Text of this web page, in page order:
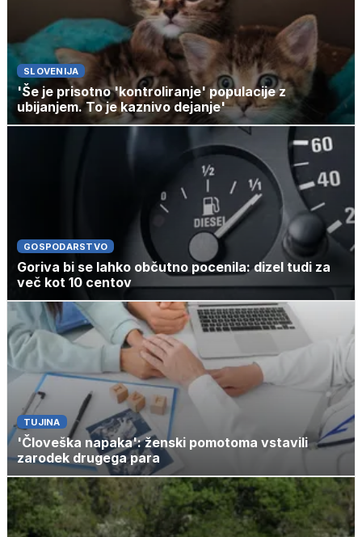
SLOVENIJA
'Še je prisotno 'kontroliranje' populacije z
ubijanjem. To je kaznivo dejanje'
GOSPODARSTVO
Goriva bi se lahko občutno pocenila: dizel tudi za
več kot 10 centov
TUJINA
'Človeška napaka': ženski pomotoma vstavili
zarodek drugega para